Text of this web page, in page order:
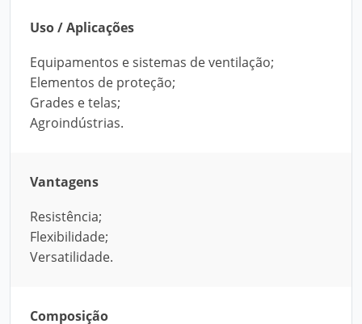
Uso / Aplicações
Equipamentos e sistemas de ventilação;
Elementos de proteção;
Grades e telas;
Agroindústrias.
Vantagens
Resistência;
Flexibilidade;
Versatilidade.
Composição